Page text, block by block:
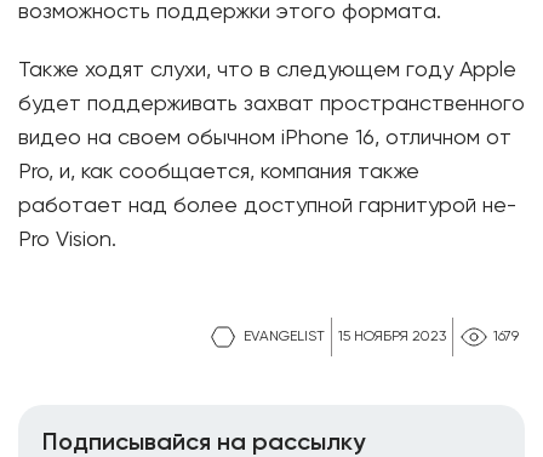
EVANGELIST 15 НОЯБРЯ 2023 1679
возможность поддержки этого формата.
Также ходят слухи, что в следующем году Apple
будет поддерживать захват пространственного
видео на своем обычном iPhone 16, отличном от
Pro, и, как сообщается, компания также
работает над более доступной гарнитурой не-
Pro Vision.
Подписывайся на рассылку